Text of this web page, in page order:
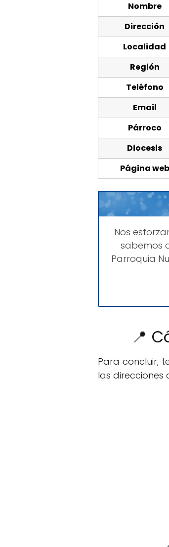
Nombre
Dirección
Localidad
Región
Teléfono
Email
Párroco
Diocesis
Página web
Nos
sabemos
Parroquia
📍
Para concluir,
las direcciones